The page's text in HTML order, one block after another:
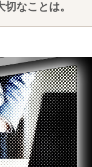
なことは。